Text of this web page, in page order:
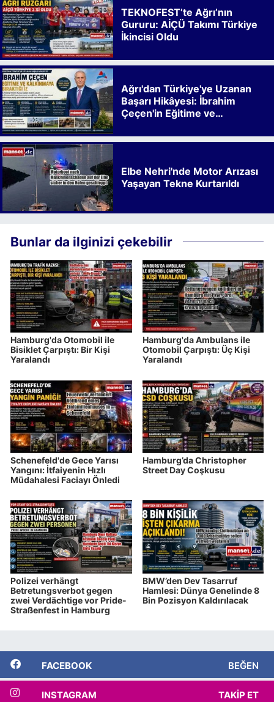
TEKNOFEST’te Ağrı’nın
Gururu: AİÇÜ Takımı Türkiye
İkincisi Oldu
Ağrı'dan Türkiye'ye Uzanan
Başarı Hikâyesi: İbrahim
Çeçen'in Eğitime ve
Elbe Nehri'nde Motor Arızası
Yaşayan Tekne Kurtarıldı
Bunlar da ilginizi çekebilir
Hamburg'da Otomobil ile
Bisiklet Çarpıştı: Bir Kişi
Yaralandı
Hamburg'da Ambulans ile
Otomobil Çarpıştı: Üç Kişi
Yaralandı
Schenefeld'de Gece Yarısı
Yangını: İtfaiyenin Hızlı
Müdahalesi Faciayı Önledi
Hamburg’da Christopher
Street Day Coşkusu
Polizei verhängt
Betretungsverbot gegen
zwei Verdächtige vor Pride-
Straßenfest in Hamburg
BMW’den Dev Tasarruf
Hamlesi: Dünya Genelinde 8
Bin Pozisyon Kaldırılacak
FACEBOOK BEĞEN
INSTAGRAM TAKIP ET